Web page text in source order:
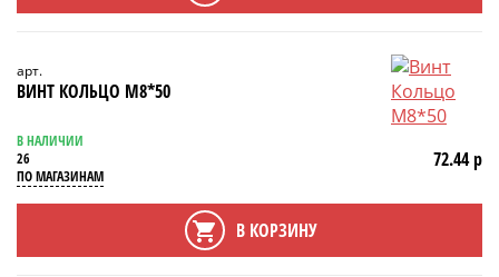
арт.
ВИНТ КОЛЬЦО М8*50
В НАЛИЧИИ
26
ПО МАГАЗИНАМ
72.44 р
В КОРЗИНУ